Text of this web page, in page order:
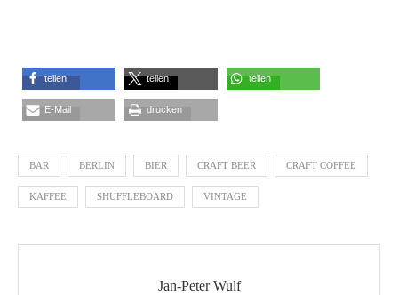
teilen teilen teilen
E-Mail drucken
BAR BERLIN BIER CRAFT BEER CRAFT COFFEE
KAFFEE SHUFFLEBOARD VINTAGE
Jan-Peter Wulf